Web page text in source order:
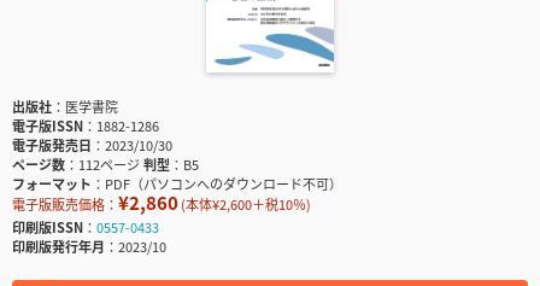
出版社
医学書院
電子版ISSN
1882-1286
電子版発売日
2023/10/30
ページ数
112ページ判型
B5
フォーマット
PDF（パソコンへのダウンロード不可）
電子版販売価格： ¥2,860(本体¥2,600＋税10％)
印刷版ISSN
0557-0433
印刷版発行年月
2023/10